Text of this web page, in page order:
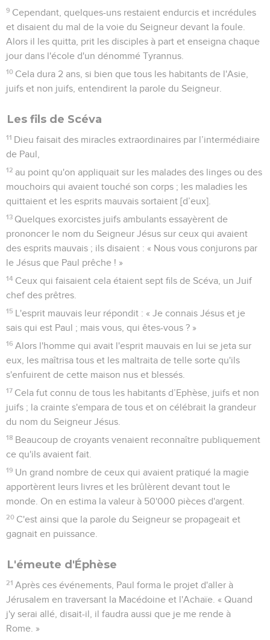
9 Cependant, quelques-uns restaient endurcis et incrédules
et disaient du mal de la voie du Seigneur devant la foule.
Alors il les quitta, prit les disciples à part et enseigna chaque
jour dans l'école d'un dénommé Tyrannus.
10 Cela dura 2 ans, si bien que tous les habitants de l'Asie,
juifs et non juifs, entendirent la parole du Seigneur.
Les fils de Scéva
11 Dieu faisait des miracles extraordinaires par l’intermédiaire
de Paul,
12 au point qu'on appliquait sur les malades des linges ou des
mouchoirs qui avaient touché son corps ; les maladies les
quittaient et les esprits mauvais sortaient [d’eux].
13 Quelques exorcistes juifs ambulants essayèrent de
prononcer le nom du Seigneur Jésus sur ceux qui avaient
des esprits mauvais ; ils disaient : « Nous vous conjurons par
le Jésus que Paul prêche ! »
14 Ceux qui faisaient cela étaient sept fils de Scéva, un Juif
chef des prêtres.
15 L'esprit mauvais leur répondit : « Je connais Jésus et je
sais qui est Paul ; mais vous, qui êtes-vous ? »
16 Alors l'homme qui avait l'esprit mauvais en lui se jeta sur
eux, les maîtrisa tous et les maltraita de telle sorte qu'ils
s'enfuirent de cette maison nus et blessés.
17 Cela fut connu de tous les habitants d’Ephèse, juifs et non
juifs ; la crainte s'empara de tous et on célébrait la grandeur
du nom du Seigneur Jésus.
18 Beaucoup de croyants venaient reconnaître publiquement
ce qu'ils avaient fait.
19 Un grand nombre de ceux qui avaient pratiqué la magie
apportèrent leurs livres et les brûlèrent devant tout le
monde. On en estima la valeur à 50'000 pièces d'argent.
20 C'est ainsi que la parole du Seigneur se propageait et
gagnait en puissance.
L'émeute d'Éphèse
21 Après ces événements, Paul forma le projet d'aller à
Jérusalem en traversant la Macédoine et l'Achaïe. « Quand
j'y serai allé, disait-il, il faudra aussi que je me rende à
Rome. »